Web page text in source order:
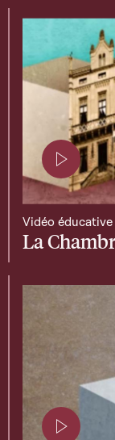
Page
La
Vidéo